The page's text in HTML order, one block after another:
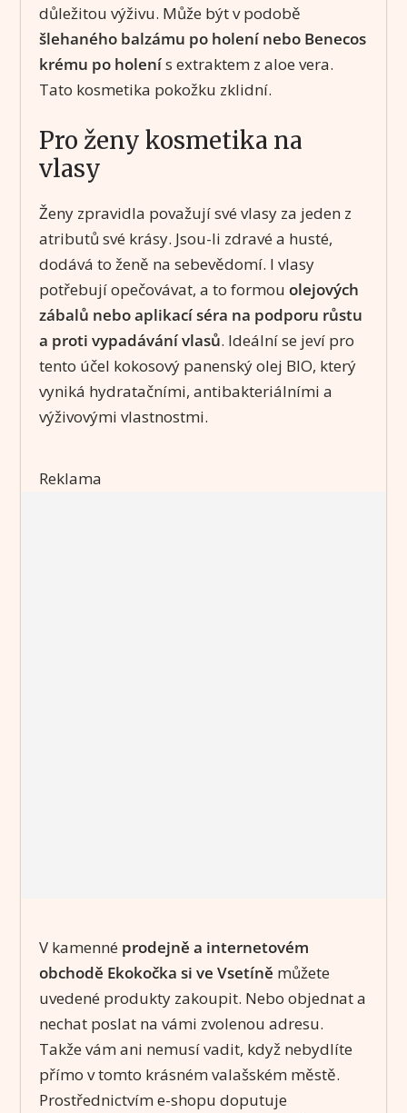
důležitou výživu. Může být v podobě
šlehaného balzámu po holení nebo Benecos
krému po holenís extraktem z aloe vera.
Tato kosmetika pokožku zklidní.
Pro ženy kosmetika na
vlasy
Ženy zpravidla považují své vlasy za jeden z
atributů své krásy. Jsou-li zdravé a husté,
dodává to ženě na sebevědomí. I vlasy
potřebují opečovávat, a to formou olejových
zábalů nebo aplikací séra na podporu růstu
a proti vypadávání vlasů. Ideální se jeví pro
tento účel kokosový panenský olej BIO, který
vyniká hydratačními, antibakteriálními a
výživovými vlastnostmi.
Reklama
V kamenné prodejně a internetovém
obchodě Ekokočka si ve Vsetíně můžete
uvedené produkty zakoupit. Nebo objednat a
nechat poslat na vámi zvolenou adresu.
Takže vám ani nemusí vadit, když nebydlíte
přímo v tomto krásném valašském městě.
Prostřednictvím e-shopu doputuje